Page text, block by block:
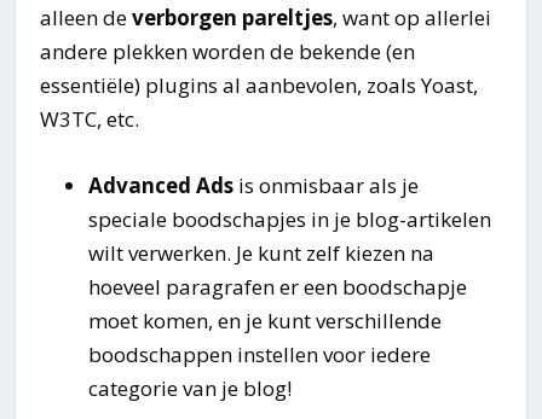
alleen deverborgen pareltjes, want op allerlei
andere plekken worden de bekende (en
essentiële) plugins al aanbevolen, zoals Yoast,
W3TC, etc.
Advanced Ads is onmisbaar als je
speciale boodschapjes in je blog-artikelen
wilt verwerken. Je kunt zelf kiezen na
hoeveel paragrafen er een boodschapje
moet komen, en je kunt verschillende
boodschappen instellen voor iedere
categorie van je blog!